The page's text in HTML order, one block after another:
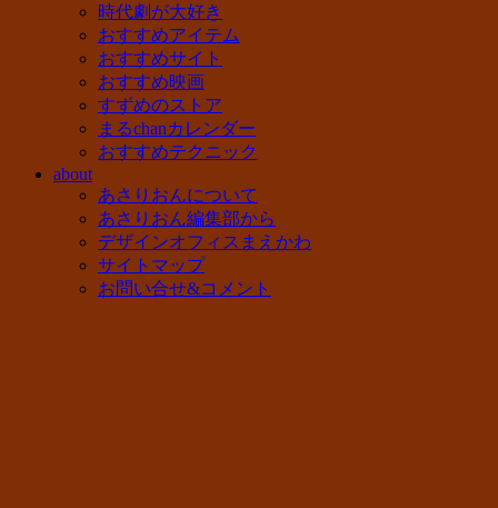
時代劇が大好き
おすすめアイテム
おすすめサイト
おすすめ映画
すずめのストア
まるchanカレンダー
おすすめテクニック
about
あさりおんについて
あさりおん編集部から
デザインオフィスまえかわ
サイトマップ
お問い合せ&コメント